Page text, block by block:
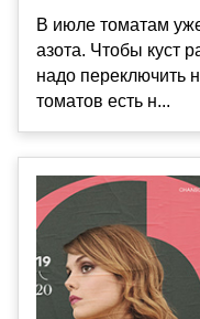
В июле томатам
азота. Чтобы куст
надо переключить
томатов есть н...